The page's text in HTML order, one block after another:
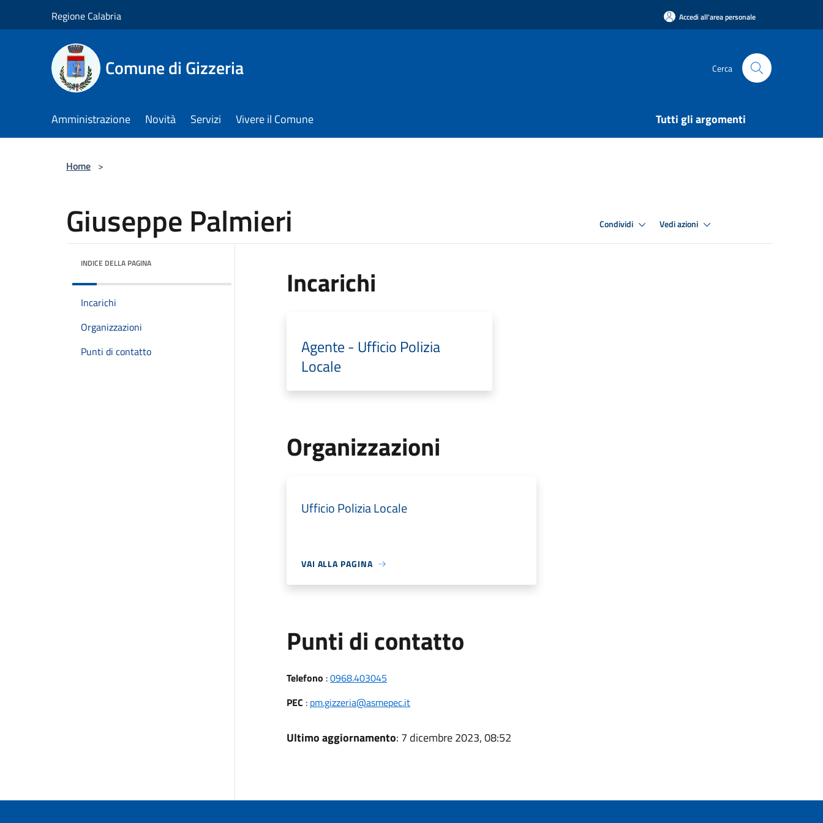
Regione Calabria Accedi all'area personale
Comune di Gizzeria Cerca
Amministrazione Novità Servizi Vivere il Comune Tutti gli argomenti
Home >
Giuseppe Palmieri Condividi Vedi azioni
INDICE DELLA PAGINA
Incarichi
Organizzazioni
Punti di contatto
Incarichi
Agente - Ufficio Polizia
Locale
Organizzazioni
Ufficio Polizia Locale
VAI ALLA PAGINA
Punti di contatto
Telefono :0968.403045
PEC : pm.gizzeria@asmepec.it
Ultimo aggiornamento: 7 dicembre 2023, 08:52